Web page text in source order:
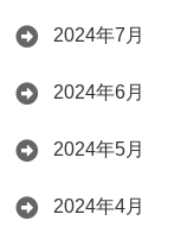
2024年7月
2024年6月
2024年5月
2024年4月